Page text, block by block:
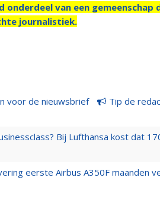
onderdeel van een gemeenschap
journalistiek.
voor de nieuwsbrief Tip de
Bij Lufthansa kost dat
eerste Airbus A350F maanden